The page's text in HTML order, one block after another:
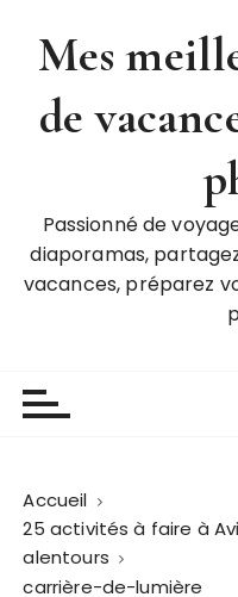
Mes
de
Passionné de
diaporamas,
vacances, préparez
Accueil
25 activités à faire à
alentours
carrière-de-lumière